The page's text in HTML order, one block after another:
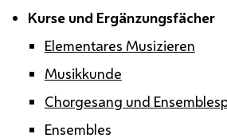
Kurse und Ergänzungsfächer
Elementares Musizieren
Musikkunde
Chorgesang und Ensemble
Ensembles